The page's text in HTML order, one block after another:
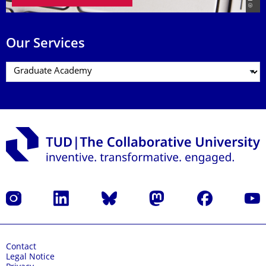
Our Services
Instagram LinkedIn Bluesky Mastodon Facebook
Contact
Legal Notice